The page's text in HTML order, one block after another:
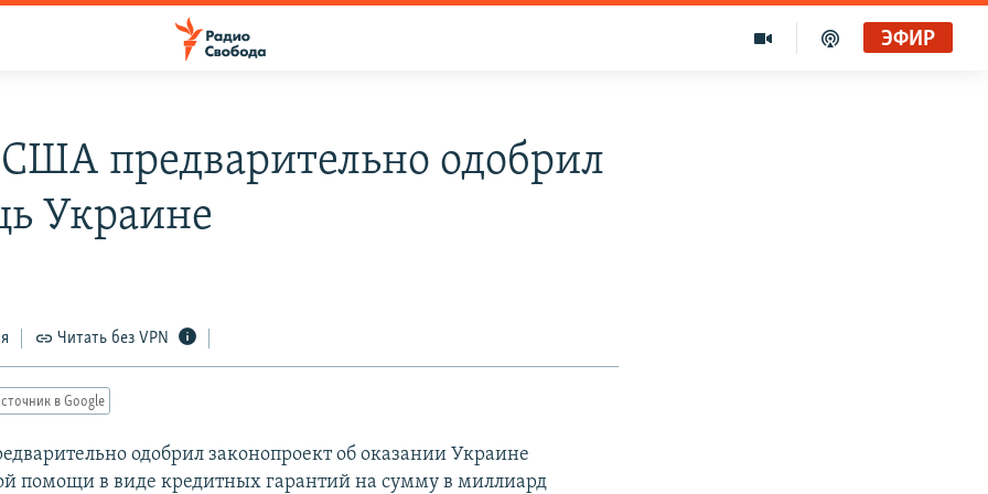
ЭФИР
предварительно одобрил
Украине
Читать без VPN
в Google
одобрил законопроект об оказании Украине
помощи в виде кредитных гарантий на сумму в миллиард